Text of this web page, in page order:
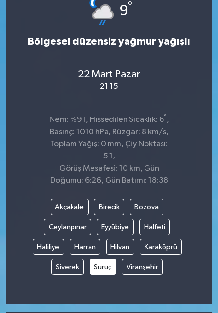
9°
Bölgesel düzensiz yağmur yağışlı
22 Mart Pazar
21:15
Nem: %91, Hissedilen Sıcaklık: 6° ,
Basınç: 1010 hPa, Rüzgar: 8 km/s,
Toplam Yağış: 0 mm, Çiy Noktası:
5.1,
Görüş Mesafesi: 10 km, Gün
Doğumu: 6:26, Gün Batımı: 18:38
Akçakale Birecik Bozova
Ceylanpınar Eyyübiye Halfeti
Haliliye Harran Hilvan Karaköprü
Siverek Suruç Viranşehir